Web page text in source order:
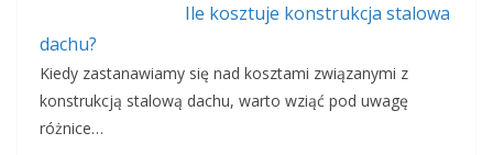
Ile kosztuje konstrukcja stalowa
dachu?
Kiedy zastanawiamy się nad kosztami związanymi z
konstrukcją stalową dachu, warto wziąć pod uwagę
różnice…